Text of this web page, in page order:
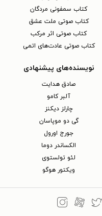
کتاب سمفونی مردگان
کتاب صوتی ملت عشق
کتاب صوتی اثر مرکب
کتاب صوتی عادت‌های اتمی
نویسنده‌های پیشنهادی
صادق هدایت
آلبر کامو
چارلز دیکنز
گی دو موپاسان
جورج اورول
الکساندر دوما
لئو تولستوی
ویکتور هوگو